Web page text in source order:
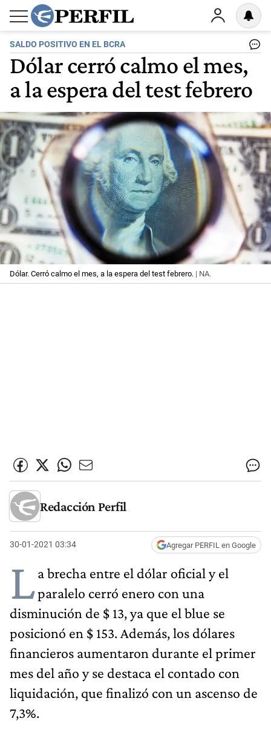
SALDO POSITIVO EN EL BCRA
Dólar cerró calmo el mes,
a la espera del test febrero
Dólar. Cerró calmo el mes, a la espera del test febrero. | NA.
Redacción Perfil
30-01-2021 03:34 Agregar PERFIL en Google
La brecha entre el dólar oficial y el
paralelo cerró enero con una
disminución de $ 13, ya que el blue se
posicionó en $ 153. Además, los dólares
financieros aumentaron durante el primer
mes del año y se destaca el contado con
liquidación, que finalizó con un ascenso de
7,3%.